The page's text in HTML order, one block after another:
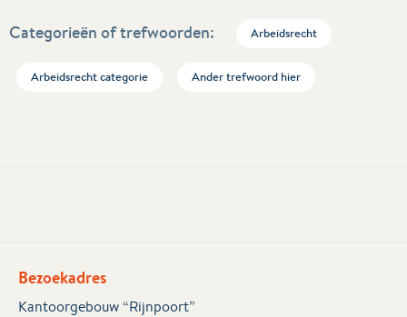
Categorieën of trefwoorden: Arbeidsrecht
Arbeidsrecht categorie Ander trefwoord hier
Bezoekadres
Kantoorgebouw “Rijnpoort”